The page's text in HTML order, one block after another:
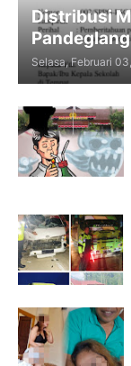
Distribusi
Selasa, Februari